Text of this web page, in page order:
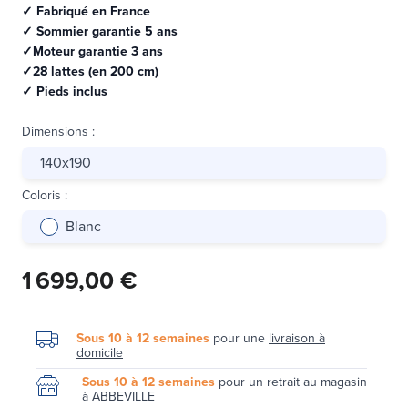
✓ Fabriqué en France
✓ Sommier garantie 5 ans
✓Moteur garantie 3 ans
✓28 lattes (en 200 cm)
✓ Pieds inclus
Dimensions :
140x190
Coloris :
Blanc
1 699,00 €
Sous 10 à 12 semaines pour une livraison à
domicile
Sous 10 à 12 semaines pour un retrait au magasin
àABBEVILLE